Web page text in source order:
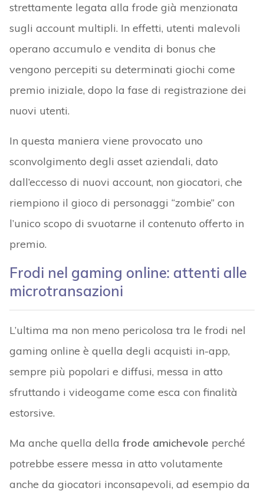
strettamente legata alla frode già menzionata
sugli account multipli. In effetti, utenti malevoli
operano accumulo e vendita di bonus che
vengono percepiti su determinati giochi come
premio iniziale, dopo la fase di registrazione dei
nuovi utenti.
In questa maniera viene provocato uno
sconvolgimento degli asset aziendali, dato
dall’eccesso di nuovi account, non giocatori, che
riempiono il gioco di personaggi “zombie” con
l’unico scopo di svuotarne il contenuto offerto in
premio.
Frodi nel gaming online: attenti alle
microtransazioni
L’ultima ma non meno pericolosa tra le frodi nel
gaming online è quella degli acquisti in-app,
sempre più popolari e diffusi, messa in atto
sfruttando i videogame come esca con finalità
estorsive.
Ma anche quella della frode amichevole perché
potrebbe essere messa in atto volutamente
anche da giocatori inconsapevoli, ad esempio da